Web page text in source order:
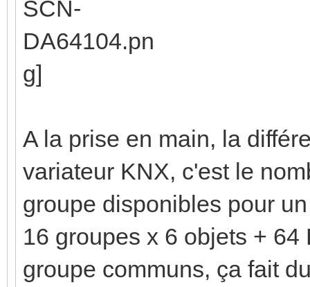
A la prise en main, la
variateur KNX, c'est le
groupe disponibles pour
16 groupes x 6 objets +
groupe communs, ça fait